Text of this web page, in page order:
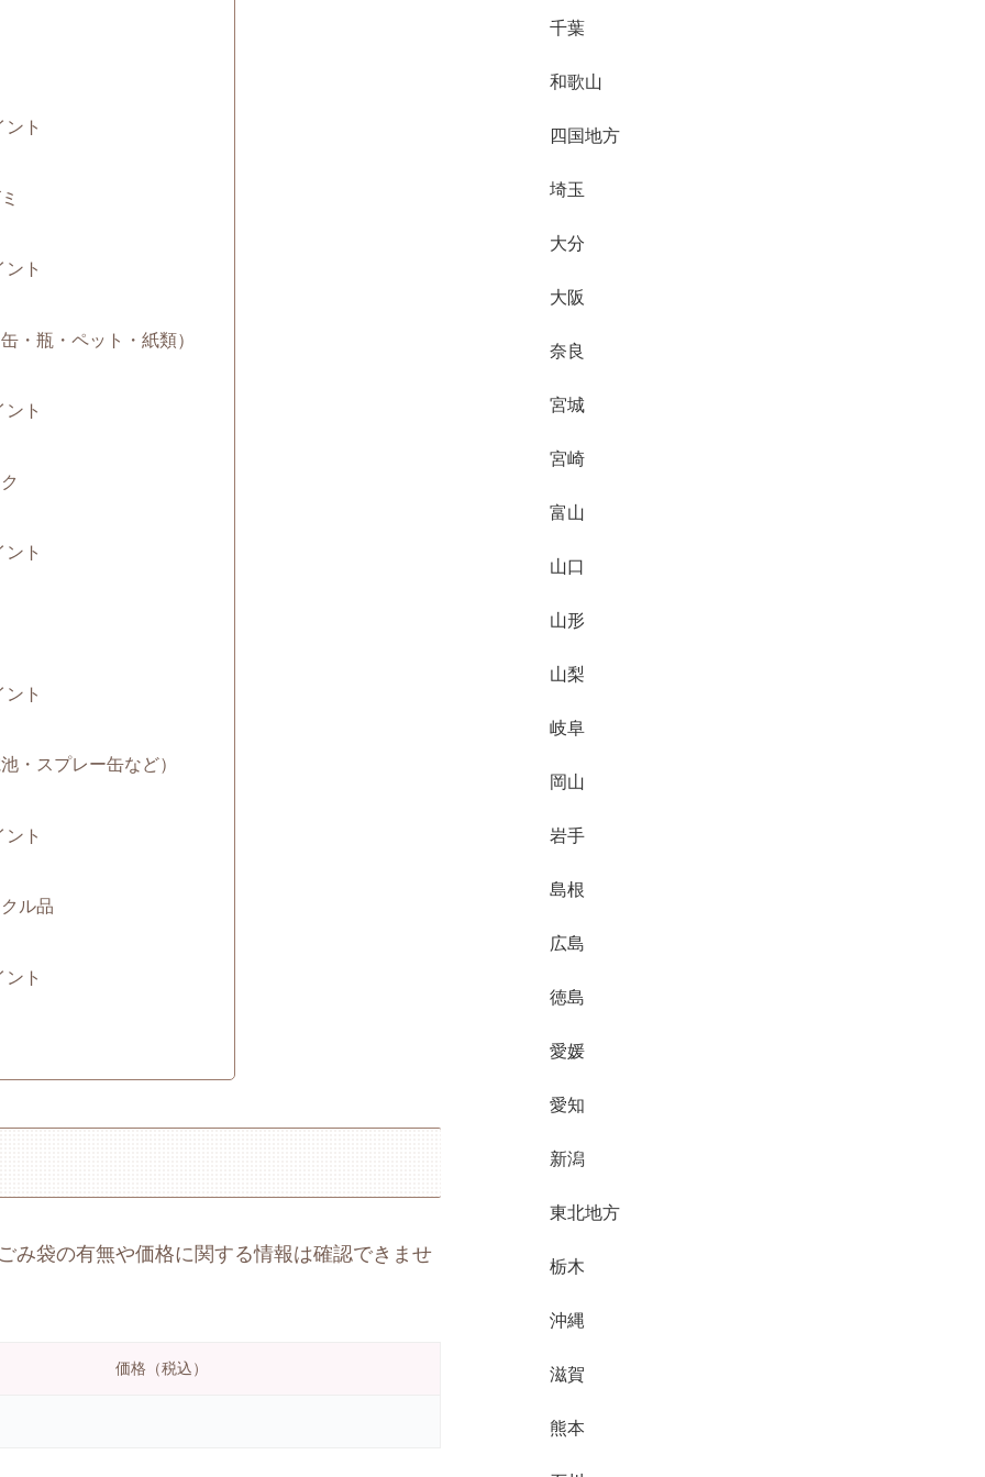
ト
ト
・瓶・ペット・紙類）
ト
ト
ト
・スプレー缶など）
ト
ル品
ト
み袋の有無や価格に関する情報は確認できませ
価格（税込）
千葉
和歌山
四国地方
埼玉
大分
大阪
奈良
宮城
宮崎
富山
山口
山形
山梨
岐阜
岡山
岩手
島根
広島
徳島
愛媛
愛知
新潟
東北地方
栃木
沖縄
滋賀
熊本